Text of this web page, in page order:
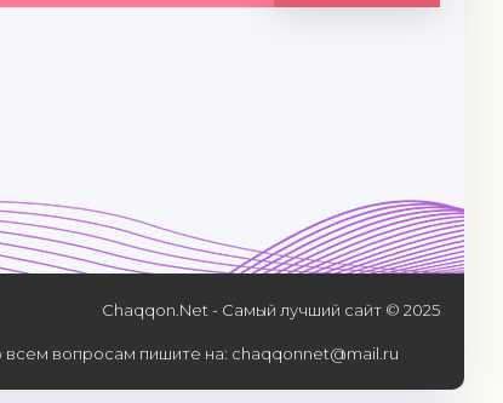
Chaqqon.Net - Самый лучший сайт © 2025
вопросам пишите на: chaqqonnet@mail.ru